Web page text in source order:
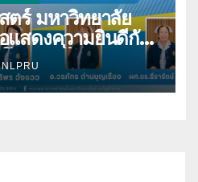
ร์ มหาวิทยาลัย
แสดงความยินดีกับ
อกาสที่ได้รับการตี